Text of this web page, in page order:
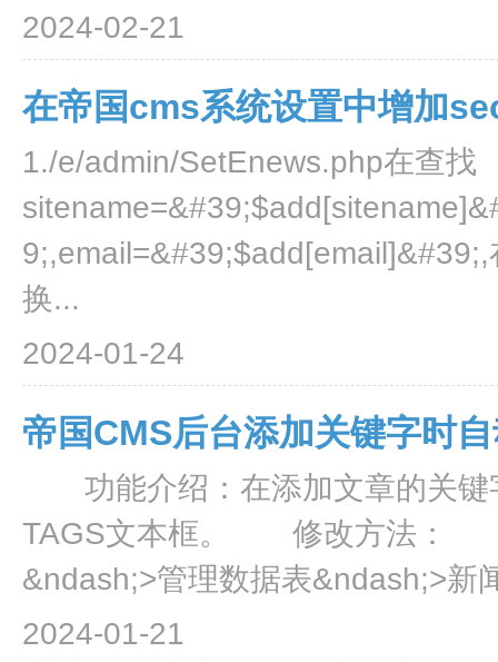
2024-02-21
在帝国cms系统设置中增加
1./e/admin/SetEnews.php在查找
换...
2024-01-24
帝国CMS后台添加关键字时
功能介绍：在添加文章的关键
TAGS文本框。 修改方法：
&ndash;>管理数据表&ndash;>新
2024-01-21